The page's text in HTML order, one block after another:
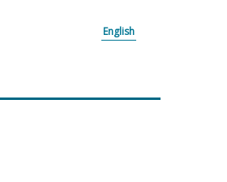
English